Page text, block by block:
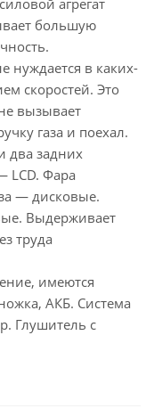
агрегат
большую
нуждается в каких-
скоростей. Это
вызывает
газа и поехал.
два задних
LCD. Фара
— дисковые.
Выдерживает
труда
имеются
АКБ. Система
Глушитель с